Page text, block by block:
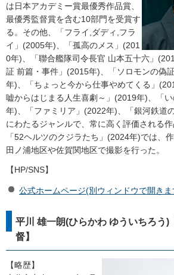
は日本アカデミー賞最優秀作品賞、
最優秀監督賞を含む10部門を受賞す
る。その他、「フライ,ダディ,フラ
イ」(2005年)、「孤高のメス」(201
0年)、「聯合艦隊司令長官 山本五十六」
証 前篇・事件」(2015年)、「ソロモンの偽
年)、「ちょっと今から仕事やめてくる」
嘘からはじまる人生喜劇～」(2019年)、「
年)、「ファミリア」(2022年)、「銀河鉄道
にわたるジャンルで、常に高く評価される作
「52ヘルツのクジラたち」(2024年)では、
田ノ浦地区や佐賀関地区で撮影を行った。
【HP/SNS】
公式ホームページ(別ウィンドウで開きま
平川 雄一朗(ひらかわ ゆういちろう)
督】
【略歴】